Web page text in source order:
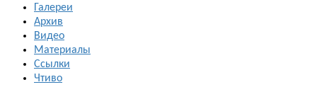
Галереи
Архив
Видео
Материалы
Ссылки
Чтиво